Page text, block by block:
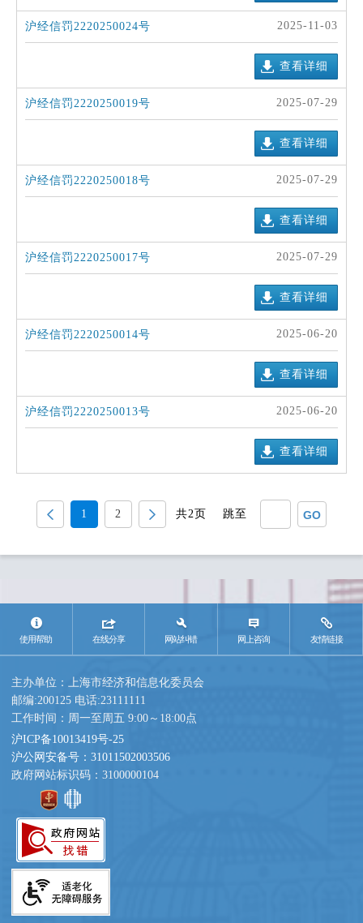
沪经信罚2220250024号 2025-11-03
查看详细
沪经信罚2220250019号 2025-07-29
查看详细
沪经信罚2220250018号 2025-07-29
查看详细
沪经信罚2220250017号 2025-07-29
查看详细
沪经信罚2220250014号 2025-06-20
查看详细
沪经信罚2220250013号 2025-06-20
查看详细
1 2 共2页 跳至 GO
使用帮助 在线分享 网站纠错 网上咨询 友情链接
主办单位：上海市经济和信息化委员会
邮编:200125 电话:23111111
工作时间：周一至周五 9:00～18:00点
沪ICP备10013419号-25
沪公网安备号：31011502003506
政府网站标识码：3100000104